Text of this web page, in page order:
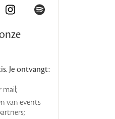
Je ontvangt:
mail;
van events